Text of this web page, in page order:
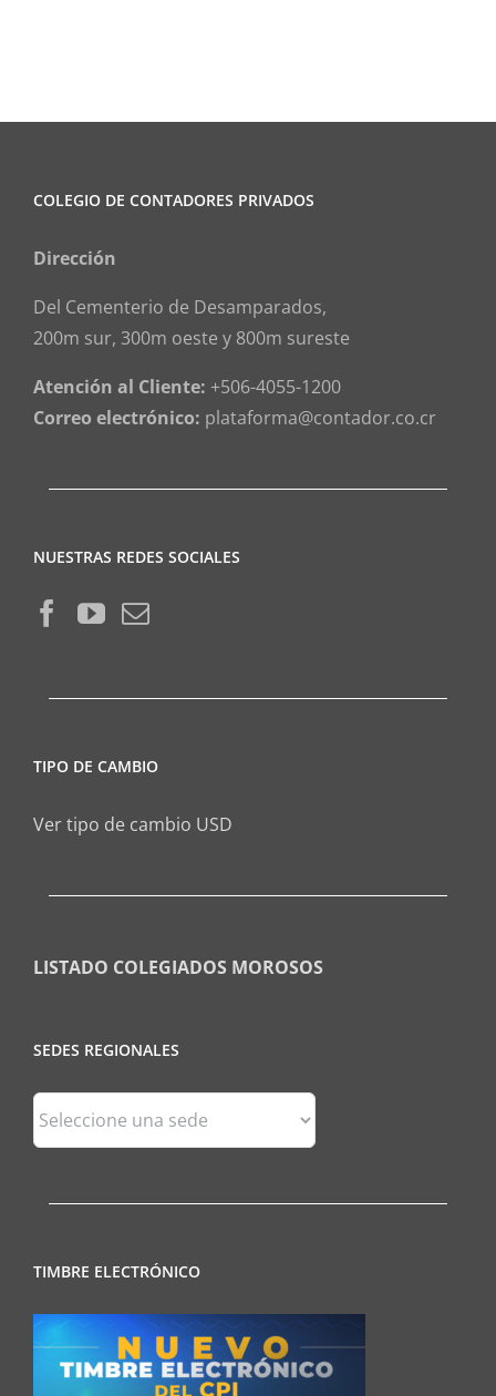
COLEGIO DE CONTADORES PRIVADOS
Dirección
Del Cementerio de Desamparados,
200m sur, 300m oeste y 800m sureste
Atención al Cliente: +506-4055-1200
Correo electrónico: plataforma@contador.co.cr
NUESTRAS REDES SOCIALES
TIPO DE CAMBIO
Ver tipo de cambio USD
LISTADO COLEGIADOS MOROSOS
SEDES REGIONALES
Sedes
Regionales
TIMBRE ELECTRÓNICO